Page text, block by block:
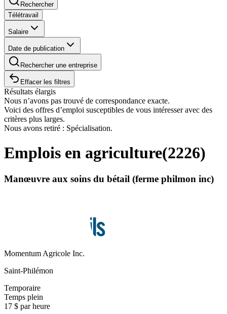
Rechercher
Télétravail
Salaire
Date de publication
Rechercher une entreprise
Effacer les filtres
Résultats élargis
Nous n’avons pas trouvé de correspondance exacte.
Voici des offres d’emploi susceptibles de vous intéresser avec des
critères plus larges.
Nous avons retiré : Spécialisation.
Emplois en agriculture(2226)
Manœuvre aux soins du bétail (ferme philmon inc)
Momentum Agricole Inc.
Saint-Philémon
Temporaire
Temps plein
17 $ par heure